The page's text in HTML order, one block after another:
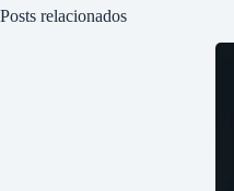
Posts relacionados